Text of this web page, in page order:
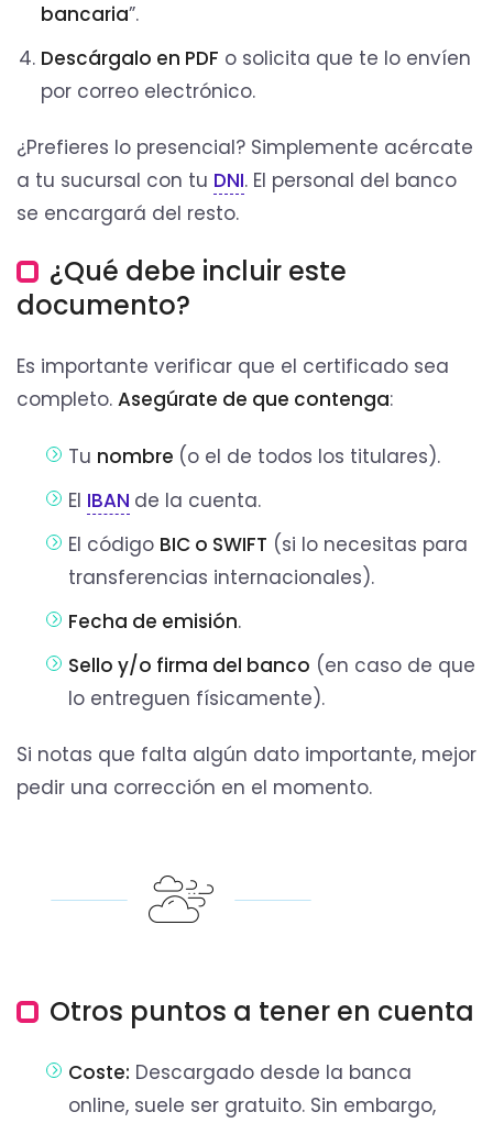
bancaria”.
Descárgalo en PDF o solicita que te lo envíen
por correo electrónico.
¿Prefieres lo presencial? Simplemente acércate
a tu sucursal con tu DNI. El personal del banco
se encargará del resto.
¿Qué debe incluir este
documento?
Es importante verificar que el certificado sea
completo. Asegúrate de que contenga:
Tu nombre (o el de todos los titulares).
El IBAN de la cuenta.
El código BIC o SWIFT (si lo necesitas para
transferencias internacionales).
Fecha de emisión.
Sello y/o firma del banco (en caso de que
lo entreguen físicamente).
Si notas que falta algún dato importante, mejor
pedir una corrección en el momento.
Otros puntos a tener en cuenta
Coste: Descargado desde la banca
online, suele ser gratuito. Sin embargo,